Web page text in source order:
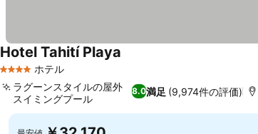
4 ホテルのランク
ホテル
Hotel Tahití Playa
8.0満足 (9,974件の評価)
ラグーンスタイルの屋外
スイミングプール